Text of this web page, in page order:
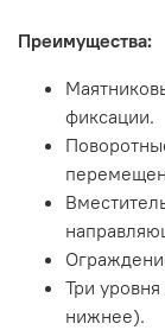
Преимущества:
фиксации.
Три
нижнее).